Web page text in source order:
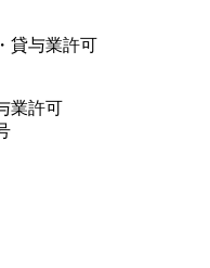
貸与業許可
業許可